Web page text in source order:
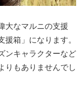
大なマルニの支援
箱」になります。
ンキャラクターなど
りもありませんでし